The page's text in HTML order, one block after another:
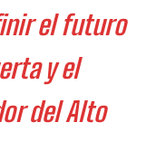
el futuro
y el
del Alto